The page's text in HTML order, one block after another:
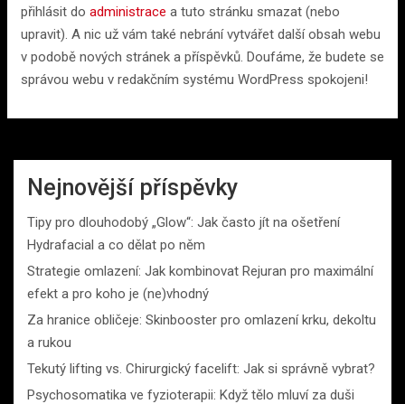
přihlásit do administrace a tuto stránku smazat (nebo
upravit). A nic už vám také nebrání vytvářet další obsah webu
v podobě nových stránek a příspěvků. Doufáme, že budete se
správou webu v redakčním systému WordPress spokojeni!
Nejnovější příspěvky
Tipy pro dlouhodobý „Glow“: Jak často jít na ošetření
Hydrafacial a co dělat po něm
Strategie omlazení: Jak kombinovat Rejuran pro maximální
efekt a pro koho je (ne)vhodný
Za hranice obličeje: Skinbooster pro omlazení krku, dekoltu
a rukou
Tekutý lifting vs. Chirurgický facelift: Jak si správně vybrat?
Psychosomatika ve fyzioterapii: Když tělo mluví za duši